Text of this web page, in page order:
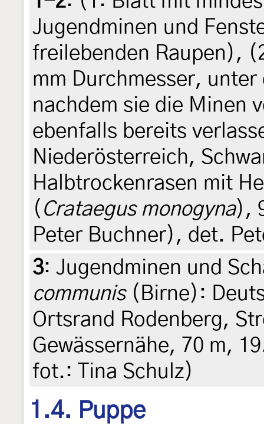
Jugendminen und
freilebenden Raupen ),
mm Durchmesser,
nachdem sie die Minen
ebenfalls bereits
Niederösterreich,
Halbtrockenrasen mit
( Crataegus monogyna),
Peter Buchner), det.
3: Jugendminen und
communis(Birne):
Ortsrand Rodenberg,
Gewässernähe, 70 m,
fot.: Tina Schulz)
1.4. Puppe